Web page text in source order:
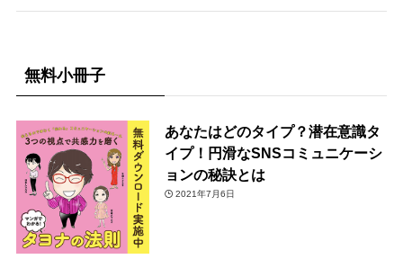
無料小冊子
あなたはどのタイプ？潜在意識タ
イプ！円滑なSNSコミュニケーシ
ョンの秘訣とは
2021年7月6日